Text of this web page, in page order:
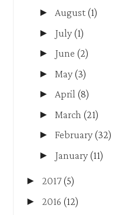
► August (1)
► July (1)
► June (2)
► May (3)
► April (8)
► March (21)
► February (32)
► January (11)
► 2017 (5)
► 2016 (12)